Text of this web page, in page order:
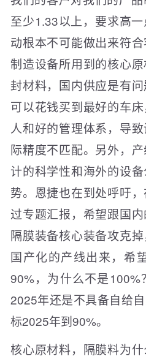
至少1.33以上，要求高
动根本不可能做出来符
制造设备所用到的核心
封材料，国内供应是有
可以花钱买到最好的车
人和好的管理体系，导
际精度不匹配。另外，
计的科学性和海外的设
势。恩捷也在到处呼吁
过专题汇报，希望跟国
隔膜装备核心装备攻克
国产化的产线出来，希
90%，为什么不是
2025年还是不具备自给
标2025年到90%。
核心原材料，隔膜料为